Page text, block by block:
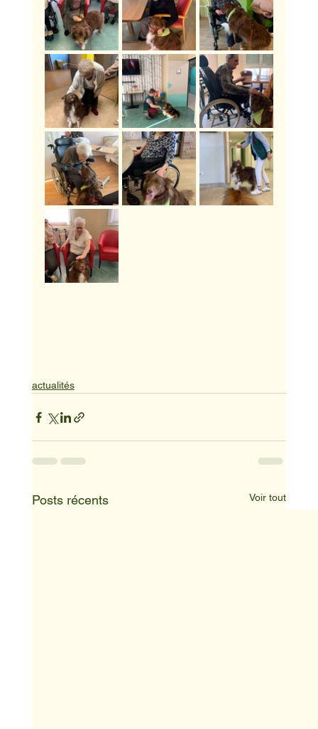
actualités
Posts récents Voir tout